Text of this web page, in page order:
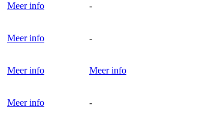
Meer info -
Meer info -
Meer info Meer info
Meer info -